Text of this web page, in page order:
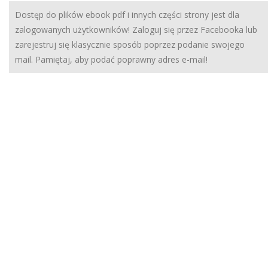
Dostęp do plików ebook pdf i innych części strony jest dla
zalogowanych użytkowników! Zaloguj się przez Facebooka lub
zarejestruj się klasycznie sposób poprzez podanie swojego
mail. Pamiętaj, aby podać poprawny adres e-mail!